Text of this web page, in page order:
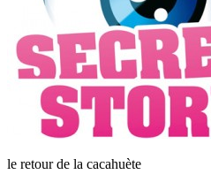
le retour de la cacahuète